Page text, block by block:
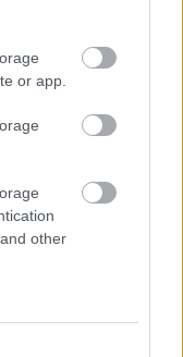
or app.
other
Bond, az
és hihetetlennek